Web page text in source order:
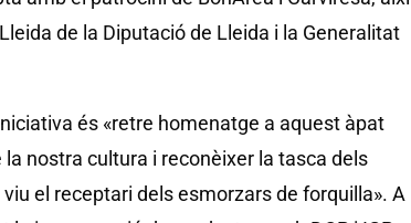
de la Diputació de Lleida i la Generalitat
és «retre homenatge a aquest àpat
nostra cultura i reconèixer la tasca dels
el receptari dels esmorzars de forquilla». A